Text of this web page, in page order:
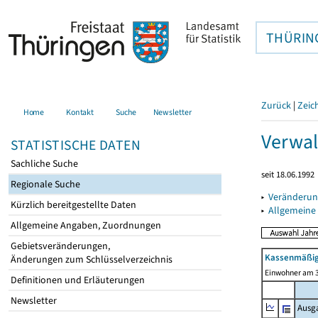
Home Kontakt Suche Newsletter
STATISTISCHE DATEN
Sachliche Suche
Regionale Suche
Kürzlich bereitgestellte Daten
Allgemeine Angaben, Zuordnungen
Gebietsveränderungen,
Änderungen zum Schlüsselverzeichnis
Definitionen und Erläuterungen
Newsletter
Zurück |
seit 18.06.1992
▸
▸
Einwohner am